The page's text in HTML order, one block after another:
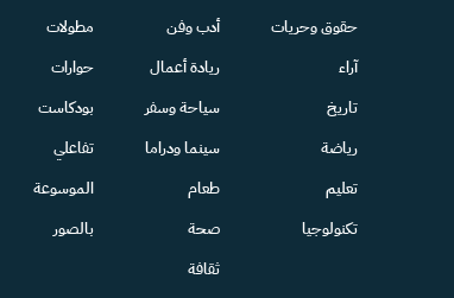
حقوق وحريات
آراء
تاريخ
رياضة
تعليم
تكنولوجيا
أدب وفن
ريادة أعمال
سياحة وسفر
سينما ودراما
طعام
صحة
ثقافة
مطولات
حوارات
بودكاست
تفاعلي
الموسوعة
بالصور